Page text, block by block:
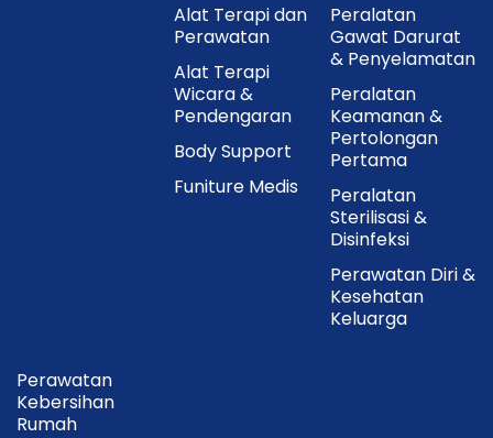
Alat Terapi dan
Perawatan
Alat Terapi
Wicara &
Pendengaran
Body Support
Funiture Medis
Peralatan
Gawat Darurat
& Penyelamatan
Peralatan
Keamanan &
Pertolongan
Pertama
Peralatan
Sterilisasi &
Disinfeksi
Perawatan Diri &
Kesehatan
Keluarga
Perawatan
Kebersihan
Rumah